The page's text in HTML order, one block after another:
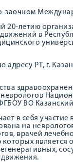
заочном
летию
в
адресу РТ, г.
ВО
в себя
на
врачей
которых